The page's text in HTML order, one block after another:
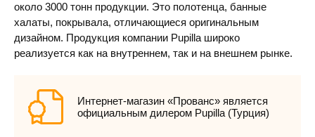
около 3000 тонн продукции. Это полотенца, банные
халаты, покрывала, отличающиеся оригинальным
дизайном. Продукция компании Pupilla широко
реализуется как на внутреннем, так и на внешнем рынке.
Интернет-магазин «Прованс» является
официальным дилером Pupilla (Турция)